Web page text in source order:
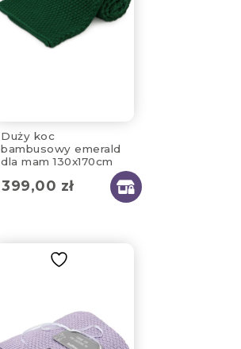
Duży koc
bambusowy emerald
dla mam 130x170cm
399,00 zł